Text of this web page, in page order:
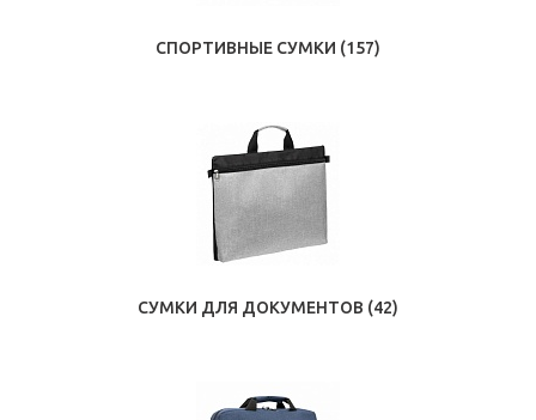
СПОРТИВНЫЕ СУМКИ (157)
СУМКИ ДЛЯ ДОКУМЕНТОВ (42)